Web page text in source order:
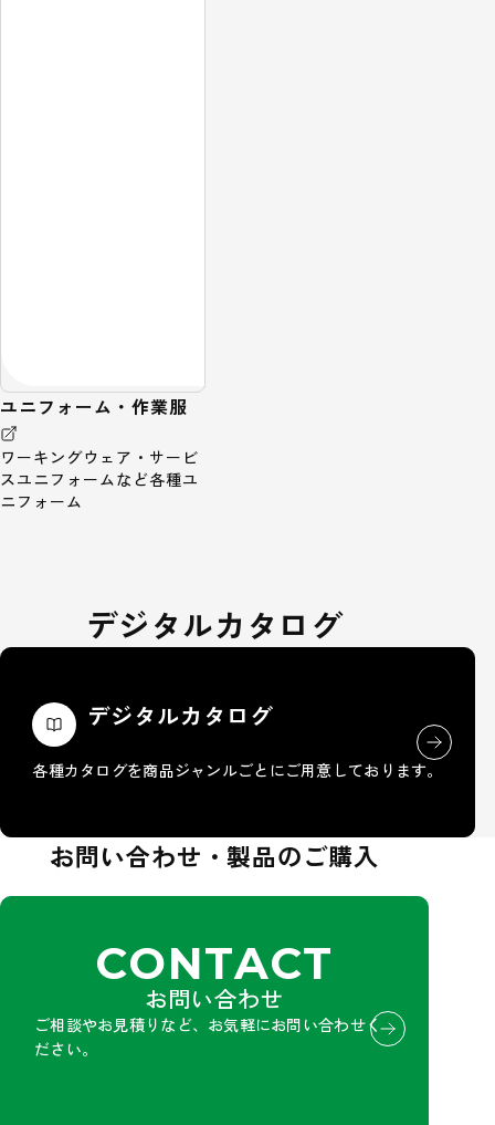
ユニフォーム・作業服
ワーキングウェア・サービ
スユニフォームなど各種ユ
ニフォーム
デジタルカタログ
デジタルカタログ
各種カタログを商品ジャンルごとにご用意しております。
お問い合わせ・製品のご購入
CONTACT
お問い合わせ
ご相談やお見積りなど、お気軽にお問い合わせく
ださい。